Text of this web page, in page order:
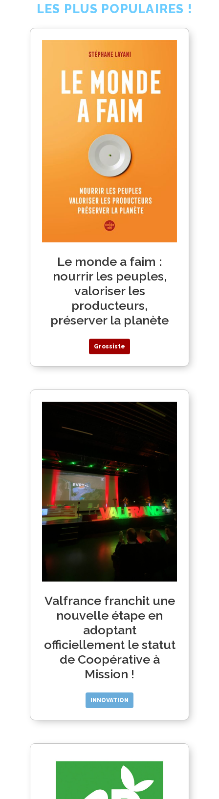
LES PLUS POPULAIRES !
Le monde a faim :
nourrir les peuples,
valoriser les
producteurs,
préserver la planète
Grossiste
Valfrance franchit une
nouvelle étape en
adoptant
officiellement le statut
de Coopérative à
Mission !
INNOVATION